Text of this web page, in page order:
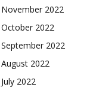
November 2022
October 2022
September 2022
August 2022
July 2022